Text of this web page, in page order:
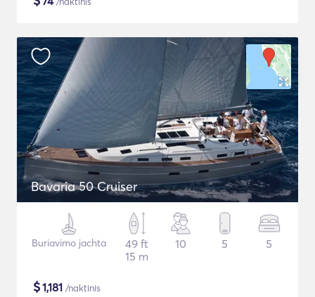
Bavaria 50 Cruiser
Buriavimo jachta
49 ft
15 m
10 5 5
$1,181 /naktinis